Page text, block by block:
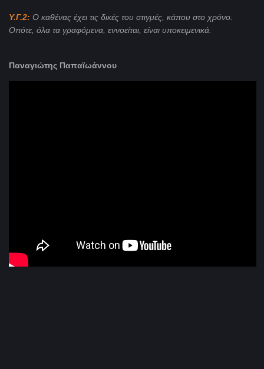
Υ.Γ.2: Ο καθένας έχει τις δικές του στιγμές, κάπου στο χρόνο.
Οπότε, όλα τα γραφόμενα, εννοείται, είναι υποκειμενικά.
Παναγιώτης Παπαϊωάννου